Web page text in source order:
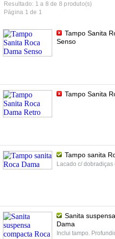
Resultado: 1 a 8 de 8 produto(s)
Página 1 de 1
Tampo Sanita
Senso
Tampo Sanita
Tampo sanita
Lacado c/ dobradiças
Sanita
Dama
Inclui tampo.